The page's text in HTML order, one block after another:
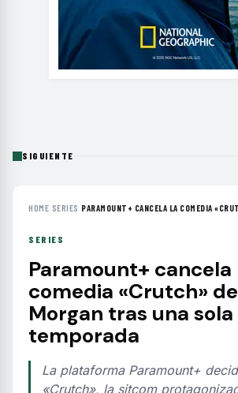
SIGUIENTE
HOME› SERIES ›PARAMOUNT+ CANCELA LA COMEDIA
SERIES
Paramount+ cancela
comedia «Crutch»
Morgan tras una sola
temporada
La plataforma Paramount+
«Crutch», la sitcom